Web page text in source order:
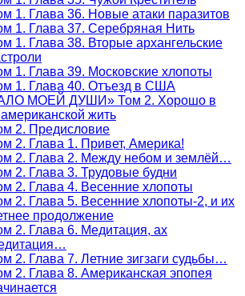
1. Глава 36. Новые атаки паразитов
1. Глава 37. Серебряная Нить
1. Глава 38. Вторые архангельские
1. Глава 39. Московские хлопоты
1. Глава 40. Отъезд в США
МОЕЙ ДУШИ» Том 2. Хорошо в
жить
2. Предисловие
2. Глава 1. Привет, Америка!
2. Глава 2. Между небом и землёй…
2. Глава 3. Трудовые будни
2. Глава 4. Весенние хлопоты
2. Глава 5. Весенние хлопоты-2, и их
продолжение
2. Глава 6. Медитация, ах
2. Глава 7. Летние зигзаги судьбы…
2. Глава 8. Американская эпопея